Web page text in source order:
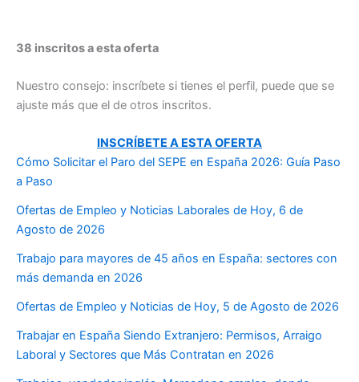
38 inscritos a esta oferta
Nuestro consejo: inscríbete si tienes el perfil, puede que se
ajuste más que el de otros inscritos.
INSCRÍBETE A ESTA OFERTA
Cómo Solicitar el Paro del SEPE en España 2026: Guía Paso
a Paso
Ofertas de Empleo y Noticias Laborales de Hoy, 6 de
Agosto de 2026
Trabajo para mayores de 45 años en España: sectores con
más demanda en 2026
Ofertas de Empleo y Noticias de Hoy, 5 de Agosto de 2026
Trabajar en España Siendo Extranjero: Permisos, Arraigo
Laboral y Sectores que Más Contratan en 2026